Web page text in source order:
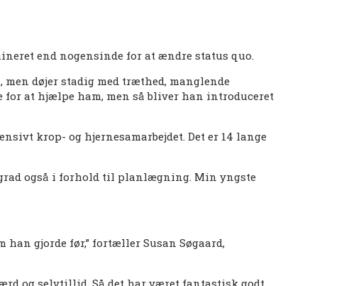
end nogensinde for at ændre status quo.
døjer stadig med træthed, manglende
at hjælpe ham, men så bliver han introduceret
krop- og hjernesamarbejdet. Det er 14 lange
også i forhold til planlægning. Min yngste
han gjorde før,” fortæller Susan Søgaard,
og selvtillid. Så det har været fantastisk godt,